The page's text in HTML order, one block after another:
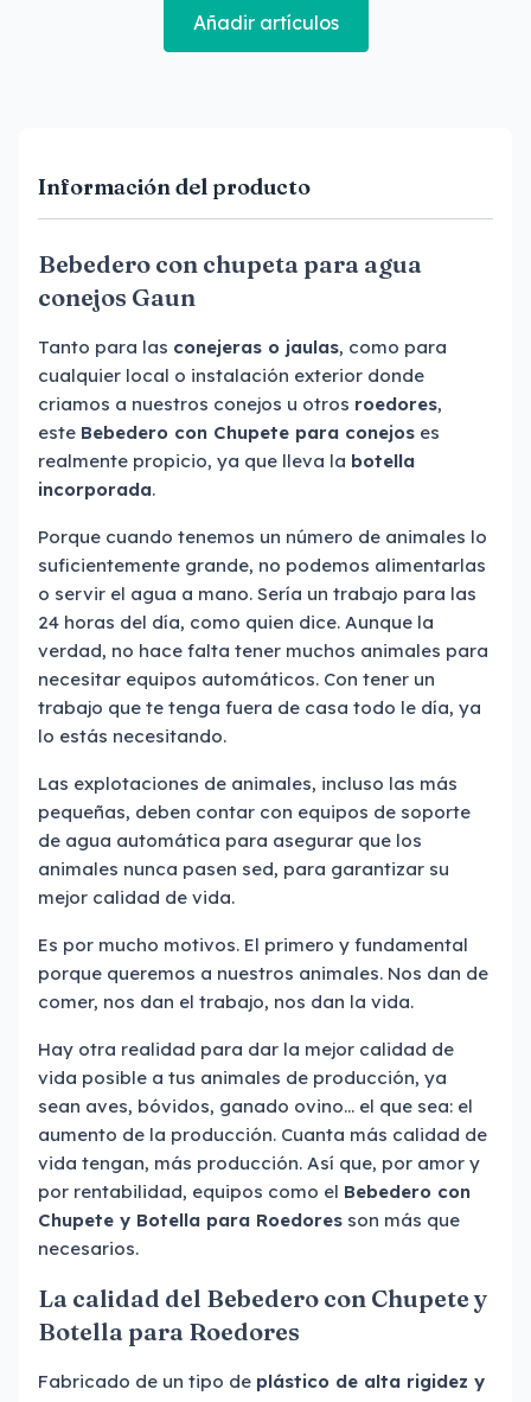
Añadir artículos
Información del producto
Bebedero con chupeta para agua
conejos Gaun
Tanto para las conejeras o jaulas, como para
cualquier local o instalación exterior donde
criamos a nuestros conejos u otros roedores,
este Bebedero con Chupete para conejos es
realmente propicio, ya que lleva la botella
incorporada.
Porque cuando tenemos un número de animales lo
suficientemente grande, no podemos alimentarlas
o servir el agua a mano. Sería un trabajo para las
24 horas del día, como quien dice. Aunque la
verdad, no hace falta tener muchos animales para
necesitar equipos automáticos. Con tener un
trabajo que te tenga fuera de casa todo le día, ya
lo estás necesitando.
Las explotaciones de animales, incluso las más
pequeñas, deben contar con equipos de soporte
de agua automática para asegurar que los
animales nunca pasen sed, para garantizar su
mejor calidad de vida.
Es por mucho motivos. El primero y fundamental
porque queremos a nuestros animales. Nos dan de
comer, nos dan el trabajo, nos dan la vida.
Hay otra realidad para dar la mejor calidad de
vida posible a tus animales de producción, ya
sean aves, bóvidos, ganado ovino... el que sea: el
aumento de la producción. Cuanta más calidad de
vida tengan, más producción. Así que, por amor y
por rentabilidad, equipos como el Bebedero con
Chupete y Botella para Roedores son más que
necesarios.
La calidad del Bebedero con Chupete y
Botella para Roedores
Fabricado de un tipo de plástico de alta rigidez y